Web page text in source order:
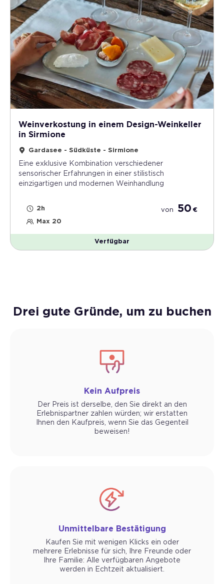
Weinverkostung in einem Design-Weinkeller
in Sirmione
Gardasee - Südküste - Sirmione
Eine exklusive Kombination verschiedener
sensorischer Erfahrungen in einer stilistisch
einzigartigen und modernen Weinhandlung
2h
Max 20
von 50 €
Verfügbar
Drei gute Gründe, um zu buchen
Kein Aufpreis
Der Preis ist derselbe, den Sie direkt an den
Erlebnispartner zahlen würden; wir erstatten
Ihnen den Kaufpreis, wenn Sie das Gegenteil
beweisen!
Unmittelbare Bestätigung
Kaufen Sie mit wenigen Klicks ein oder
mehrere Erlebnisse für sich, Ihre Freunde oder
Ihre Familie: Alle verfügbaren Angebote
werden in Echtzeit aktualisiert.